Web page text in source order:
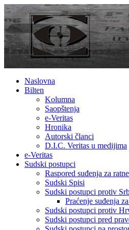
Naslovna
Bilten
Kolumna
Saopštenja
e-Veritas
Hronika
Autorski članci
D.I.C. Veritas u medijima
e-Veritas
Sudski postupci
Raspored suđenja za
Sudski Spisi
Sudski postupci protiv
Praćenje suđenja
Sudski postupci protiv
Sudski postupci pred